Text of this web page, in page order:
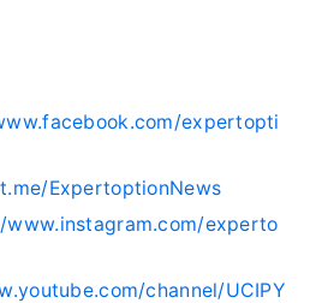
expertopti
ExpertoptionNews
experto
channel/UCIPY